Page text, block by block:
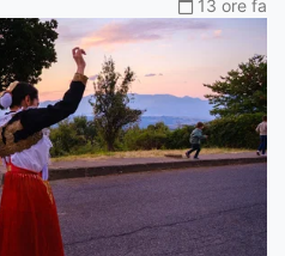
13 ore fa